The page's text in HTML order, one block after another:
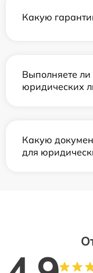
Какую
Выполняете
юридических
Какую
для